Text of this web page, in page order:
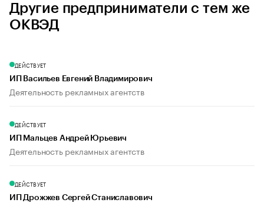
Другие предприниматели с тем же
ОКВЭД
ДЕЙСТВУЕТ
ИП Васильев Евгений Владимирович
Деятельность рекламных агентств
ДЕЙСТВУЕТ
ИП Мальцев Андрей Юрьевич
Деятельность рекламных агентств
ДЕЙСТВУЕТ
ИП Дрожжев Сергей Станиславович